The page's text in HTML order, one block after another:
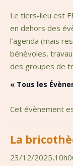
Le tiers-lieu est
en dehors des
l’agenda (mais
bénévoles,
des groupes de
« Tous les
Cet évènement
La
23/12/